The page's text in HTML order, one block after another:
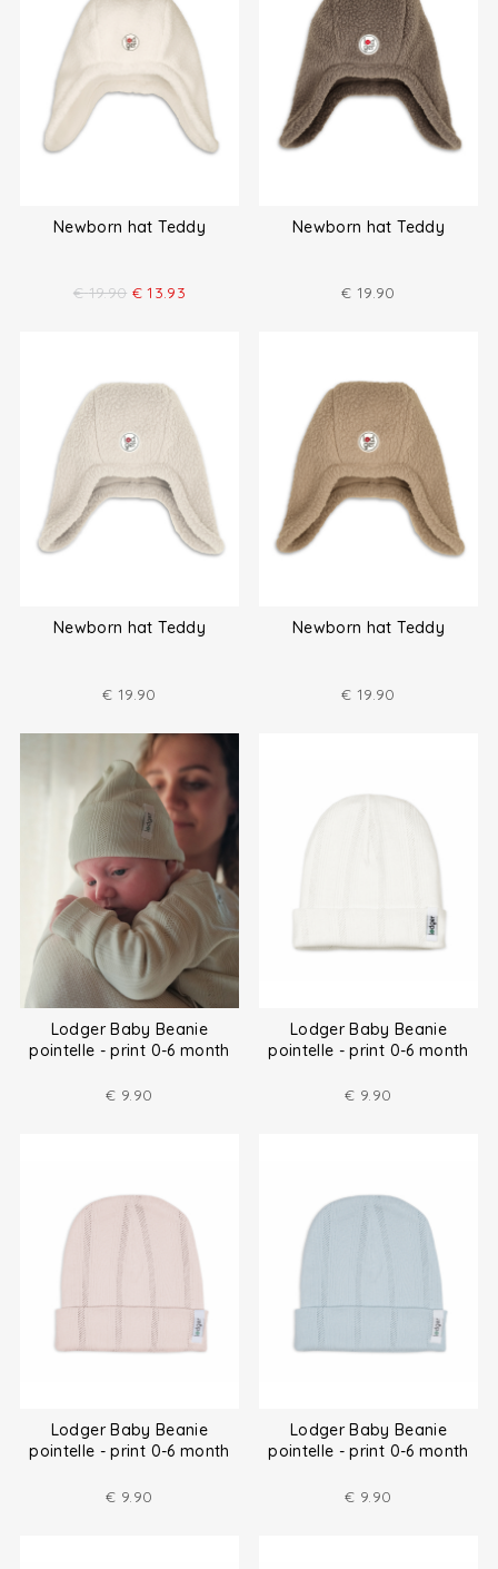
Newborn hat Teddy
€ 19.90 € 13.93
Newborn hat Teddy
€ 19.90
Newborn hat Teddy
€ 19.90
Newborn hat Teddy
€ 19.90
Lodger Baby Beanie
pointelle - print 0-6 month
€ 9.90
Lodger Baby Beanie
pointelle - print 0-6 month
€ 9.90
Lodger Baby Beanie
pointelle - print 0-6 month
€ 9.90
Lodger Baby Beanie
pointelle - print 0-6 month
€ 9.90